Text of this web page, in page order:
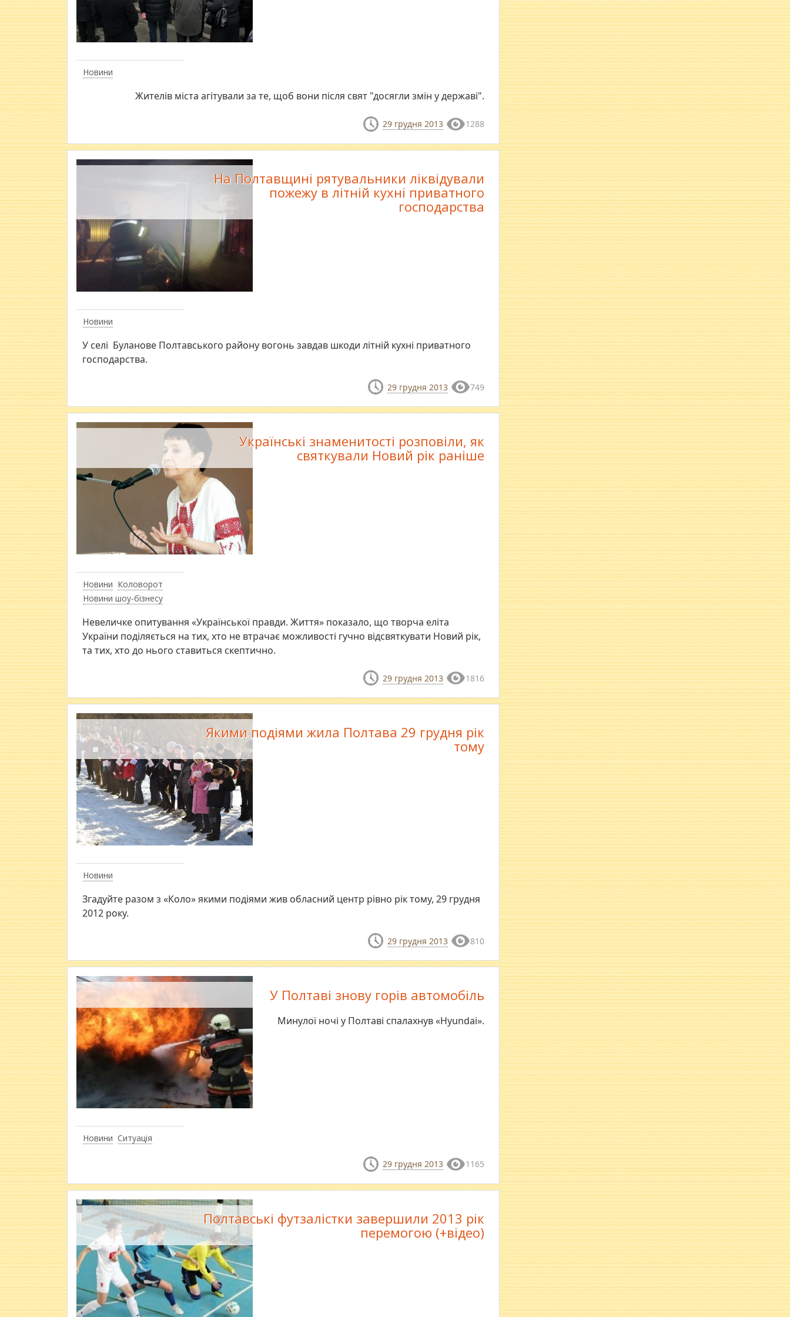
Новини
Жителів міста агітували за те, щоб вони після свят "досягли змін у державі".
29 грудня 2013 1288
Новини
На Полтавщині рятувальники ліквідували
пожежу в літній кухні приватного
господарства
У селі Буланове Полтавського району вогонь завдав шкоди літній кухні приватного
господарства.
29 грудня 2013 749
Новини Коловорот
Новини шоу-бізнесу
Українські знаменитості розповіли, як
святкували Новий рік раніше
Невеличке опитування «Української правди. Життя» показало, що творча еліта
України поділяється на тих, хто не втрачає можливості гучно відсвяткувати Новий рік,
та тих, хто до нього ставиться скептично.
29 грудня 2013 1816
Новини
Якими подіями жила Полтава 29 грудня рік
тому
Згадуйте разом з «Коло» якими подіями жив обласний центр рівно рік тому, 29 грудня
2012 року.
29 грудня 2013 810
Новини Ситуація
У Полтаві знову горів автомобіль
Минулої ночі у Полтаві спалахнув «Hyundai».
29 грудня 2013 1165
Полтавські футзалістки завершили 2013 рік
перемогою (+відео)